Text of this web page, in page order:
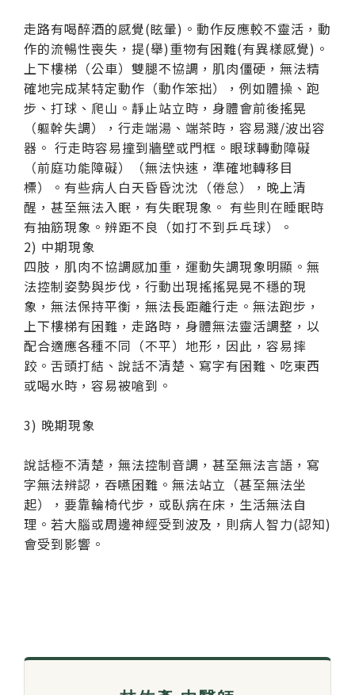
走路有喝醉酒的感覺(眩暈)。動作反應較不靈活，動
作的流暢性喪失，提(舉)重物有困難(有異樣感覺)。
上下樓梯（公車）雙腿不協調，肌肉僵硬，無法精
確地完成某特定動作（動作笨拙），例如體操、跑
步、打球、爬山。靜止站立時，身體會前後搖晃
（軀幹失調），行走端湯、端茶時，容易濺/波出容
器。 行走時容易撞到牆壁或門框。眼球轉動障礙
（前庭功能障礙）（無法快速，準確地轉移目
標）。有些病人白天昏昏沈沈（倦怠），晚上清
醒，甚至無法入眠，有失眠現象。 有些則在睡眠時
有抽筋現象。辨距不良（如打不到乒乓球）。
2) 中期現象
四肢，肌肉不協調感加重，運動失調現象明顯。無
法控制姿勢與步伐，行動出現搖搖晃晃不穩的現
象，無法保持平衡，無法長距離行走。無法跑步，
上下樓梯有困難，走路時，身體無法靈活調整，以
配合適應各種不同（不平）地形，因此，容易摔
跤。舌頭打結、說話不清楚、寫字有困難、吃東西
或喝水時，容易被嗆到。
3) 晚期現象
說話極不清楚，無法控制音調，甚至無法言語，寫
字無法辨認，吞嚥困難。無法站立（甚至無法坐
起），要靠輪椅代步，或臥病在床，生活無法自
理。若大腦或周邊神經受到波及，則病人智力(認知)
會受到影響。